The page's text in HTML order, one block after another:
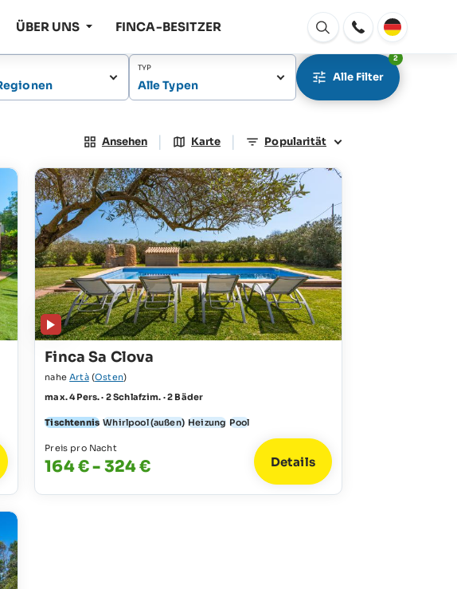
ÜBER UNS FINCA-BESITZER
Fenster
Öffnen
TYP
Alle Typen
Alle Filter
2
Ansehen | Karte | Popularität
Finca Sa Clova
naheArtà(Osten)
max. 4 Pers. · 2 Schlafzim. · 2 Bäder
Tischtennis Whirlpool (außen) Heizung Pool
Preis pro Nacht
164 € - 324 € Details